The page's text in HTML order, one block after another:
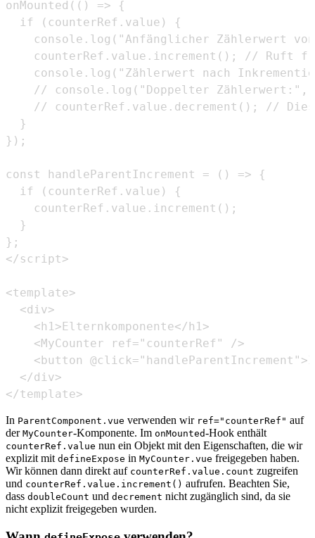
</template>
In ParentComponent.vue verwenden wir ref="counterRef" auf
der MyCounter-Komponente. Im onMounted-Hook enthält
counterRef.value nun ein Objekt mit den Eigenschaften, die wir
explizit mit defineExpose in MyCounter.vue freigegeben haben.
Wir können dann direkt auf counterRef.value.count zugreifen
und counterRef.value.increment() aufrufen. Beachten Sie,
dass doubleCount und decrement nicht zugänglich sind, da sie
nicht explizit freigegeben wurden.